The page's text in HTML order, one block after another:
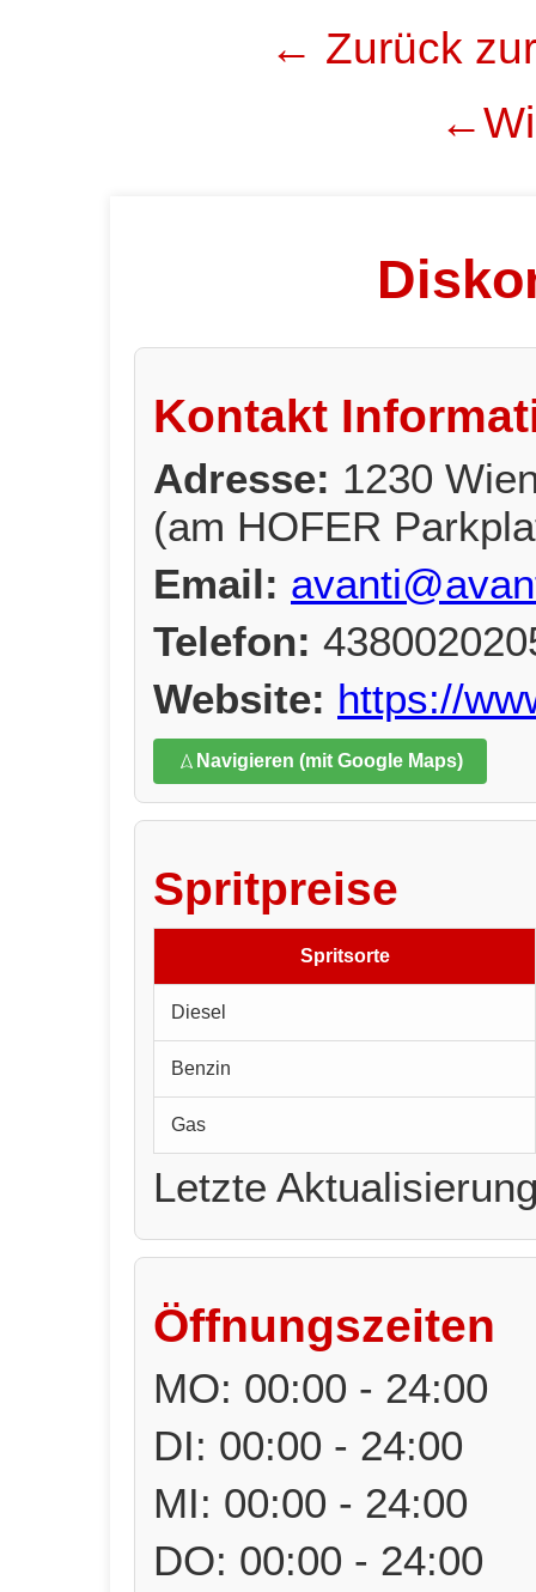
← Zurück
Kontakt
Adresse: 1230
(am HOFER
Email:
Telefon:
Website: https://
Navigieren (mit Google Maps)
Spritpreise
Spritsorte
Diesel
Benzin
Gas
Letzte
Öffnungszeiten
MO: 00:00 - 24:00
DI: 00:00 - 24:00
MI: 00:00 - 24:00
DO: 00:00 - 24:00